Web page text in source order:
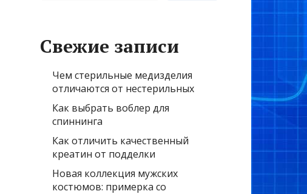
Свежие записи
Чем стерильные медизделия
отличаются от нестерильных
Как выбрать воблер для
спиннинга
Как отличить качественный
креатин от подделки
Новая коллекция мужских
костюмов: примерка со